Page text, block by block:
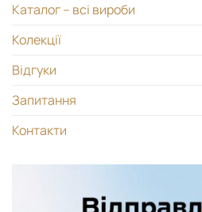
Каталог – всі вироби
Колекції
Відгуки
Запитання
Контакти